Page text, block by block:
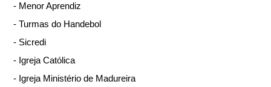
- Menor Aprendiz
- Turmas do Handebol
- Sicredi
- Igreja Católica
- Igreja Ministério de Madureira